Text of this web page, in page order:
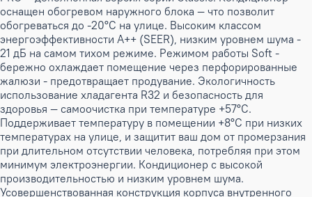
оснащен обогревом наружного блока — что позволит
обогреваться до -20°C на улице. Высоким классом
энергоэффективности А++ (SEER), низким уровнем шума -
21 дБ на самом тихом режиме. Режимом работы Soft -
бережно охлаждает помещение через перфорированные
жалюзи - предотвращает продувание. Экологичность
использование хладагента R32 и безопасность для
здоровья — самоочистка при температуре +57°C.
Поддерживает температуру в помещении +8°C при низких
температурах на улице, и защитит ваш дом от промерзания
при длительном отсутствии человека, потребляя при этом
минимум электроэнергии. Кондиционер с высокой
производительностью и низким уровнем шума.
Усовершенствованная конструкция корпуса внутренного